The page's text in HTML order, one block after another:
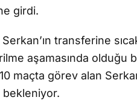
girdi.
transferine
aşamasında olduğu
maçta görev alan